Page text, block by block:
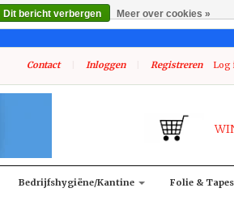
Contact Inloggen Registreren Log
Bedrijfshygiëne/kantine Folie & Tapes
Dit bericht verbergen Meer over cookies »